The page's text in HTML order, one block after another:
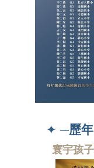
✦ ─歷
寰宇孩